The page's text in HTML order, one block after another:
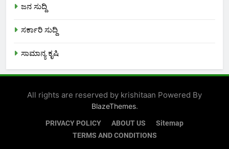
ಜನ ಸುದ್ದಿ
ಸರ್ಕಾರಿ ಸುದ್ದಿ
ಸಾಮಾನ್ಯ ಕೃಷಿ
All rights are reserved by krishitaan Powered By
BlazeThemes.
PRIVACY POLICY ABOUT US
Sitemap
TERMS AND CONDITIONS